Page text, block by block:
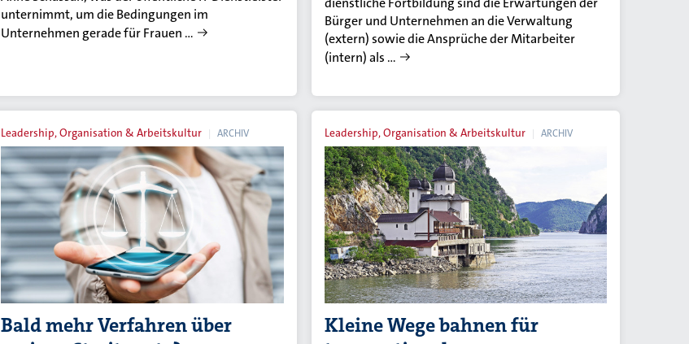
unternimmt, um die Bedingungen im
Unternehmen gerade für Frauen …
Bürger und Unternehmen an die Verwaltung
(extern) sowie die Ansprüche der Mitarbeiter
(intern) als …
Leadership, Organisation & Arbeitskultur ARCHIV
Bald mehr Verfahren über
Leadership, Organisation & Arbeitskultur ARCHIV
Kleine Wege bahnen für